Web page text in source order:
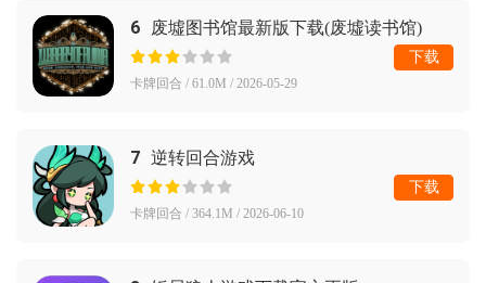
6 废墟图书馆最新版下载(废墟读书馆)
卡牌回合 / 61.0M / 2026-05-29
下载
7 逆转回合游戏
卡牌回合 / 364.1M / 2026-06-10
下载